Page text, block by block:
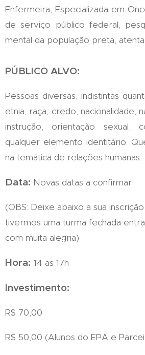
Enfermeira, Especializada em
de serviço público federal,
mental da população preta,
PÚBLICO ALVO:
Pessoas diversas, indistintas
etnia, raça, credo, nacionalidade,
instrução, orientação sexual,
qualquer elemento identitário.
na temática de relações humanas.
Data: Novas datas a confirmar
(OBS: Deixe abaixo a sua
tivermos uma turma fechada
com muita alegria)
Hora: 14 as 17h
Investimento:
R$ 70,00
R$ 50,00 (Alunos do EPA e